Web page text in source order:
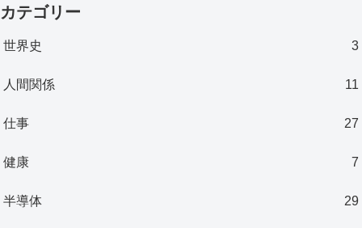
カテゴリー
世界史 3
人間関係 11
仕事 27
健康 7
半導体 29